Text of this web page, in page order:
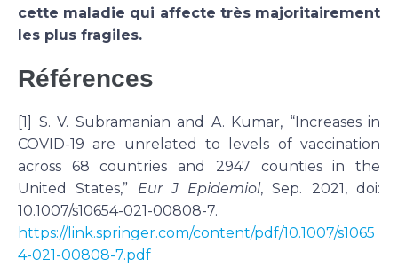
cette maladie qui affecte très majoritairement
les plus fragiles.
Références
[1] S. V. Subramanian and A. Kumar, “Increases in
COVID-19 are unrelated to levels of vaccination
across 68 countries and 2947 counties in the
United States,” Eur J Epidemiol, Sep. 2021, doi:
10.1007/s10654-021-00808-7.
https://link.springer.com/content/pdf/10.1007/s1065
4-021-00808-7.pdf